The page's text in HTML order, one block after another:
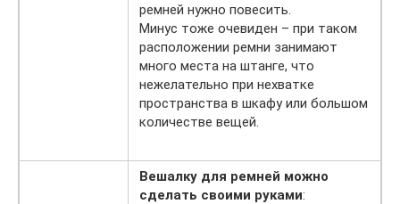
ремней нужно повесить.
Минус тоже очевиден – при таком
расположении ремни занимают
много места на штанге, что
нежелательно при нехватке
пространства в шкафу или большом
количестве вещей.
Вешалку для ремней можно
сделать своими руками: